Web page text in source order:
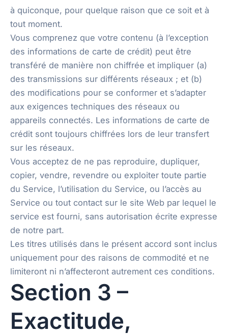
à quiconque, pour quelque raison que ce soit et à
tout moment.
Vous comprenez que votre contenu (à l’exception
des informations de carte de crédit) peut être
transféré de manière non chiffrée et impliquer (a)
des transmissions sur différents réseaux ; et (b)
des modifications pour se conformer et s’adapter
aux exigences techniques des réseaux ou
appareils connectés. Les informations de carte de
crédit sont toujours chiffrées lors de leur transfert
sur les réseaux.
Vous acceptez de ne pas reproduire, dupliquer,
copier, vendre, revendre ou exploiter toute partie
du Service, l’utilisation du Service, ou l’accès au
Service ou tout contact sur le site Web par lequel le
service est fourni, sans autorisation écrite expresse
de notre part.
Les titres utilisés dans le présent accord sont inclus
uniquement pour des raisons de commodité et ne
limiteront ni n’affecteront autrement ces conditions.
Section 3 –
Exactitude,